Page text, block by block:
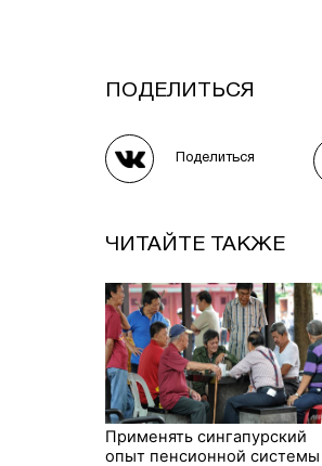
ПОДЕЛИТЬСЯ
Поделиться
ЧИТАЙТЕ ТАКЖЕ
Применять сингапурский
опыт пенсионной системы